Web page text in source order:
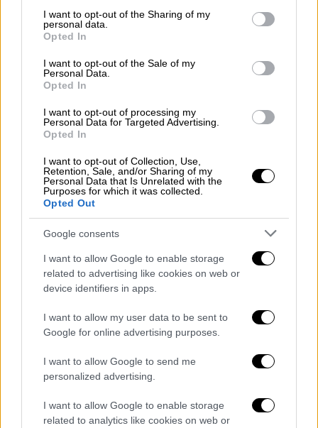
not limited to your visit or usage behaviour. You may click to
grant or deny consent to Google and its third-party tags to
use your data for below specified purposes in below Google
consent section.
I want to opt-out of the Sharing of my
personal data.
Opted In
I want to opt-out of the Sale of my
Personal Data.
Opted In
I want to opt-out of processing my
Personal Data for Targeted Advertising.
Opted In
I want to opt-out of Collection, Use,
Retention, Sale, and/or Sharing of my
Personal Data that Is Unrelated with the
Purposes for which it was collected.
Opted Out
Google consents
I want to allow Google to enable storage
related to advertising like cookies on web or
device identifiers in apps.
I want to allow my user data to be sent to
Google for online advertising purposes.
I want to allow Google to send me
personalized advertising.
I want to allow Google to enable storage
related to analytics like cookies on web or
Κοκοσαλάκη:«Έχω μια φαντασίωση, ότι μετά
τα 89 μου θα πάω να μείνω στην Κρήτη»
Η Μαρέβα Γκραμπόβσκι δεν μπορεί να
πιστέψει την τραγική είδηση. Σε ανάρτηση
που έκανε στο προσωπικό της προφίλ στο
Instagram, η σύζυγος του Κυριάκου
Μητσοτάκη αναφέρει: «Δεν χωράει ο
ανθρώπινος νους ότι έφυγες ταλαντούχα
Σοφία μας. Θα μας λείψει πολύ το ζεστό
χαμόγελό σου. Δεν θα σε ξεχάσουμε ποτέ. Αχ
Σοφία μας! #RIP My deep condolences to the
family of my beautiful Sofia. Miss you. #RIP».